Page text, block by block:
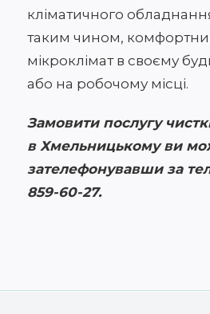
кліматичного
таким чином,
мікроклімат в своєму
або на робочому місці.
Замовити послугу
в Хмельницькому ви
зателефонувавши за
859-60-27.